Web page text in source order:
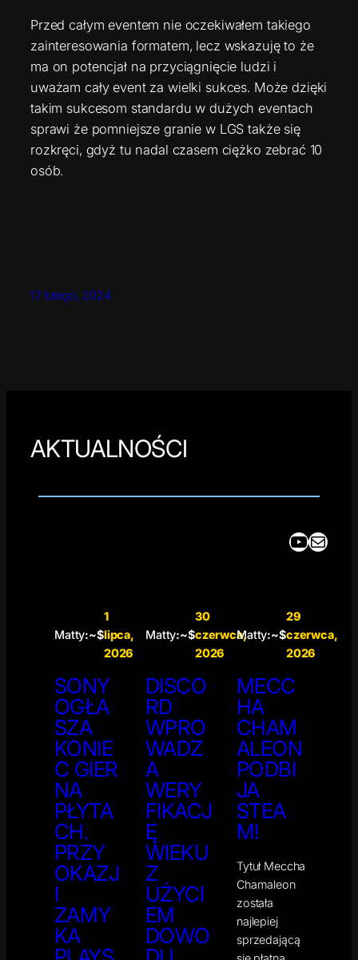
Przed całym eventem nie oczekiwałem takiego
zainteresowania formatem, lecz wskazuję to że
ma on potencjał na przyciągnięcie ludzi i
uważam cały event za wielki sukces. Może dzięki
takim sukcesom standardu w dużych eventach
sprawi że pomniejsze granie w LGS także się
rozkręci, gdyż tu nadal czasem ciężko zebrać 10
osób.
17 lutego, 2024
AKTUALNOŚCI
YouTube Mail
Matty:~$
1
lipca,
2026
SONY
OGŁA
SZA
KONIE
C GIER
NA
PŁYTA
CH.
PRZY
OKAZJ
I
ZAMY
KA
Matty:~$
30
czerwca,
2026
DISCO
RD
WPRO
WADZ
A
WERY
FIKACJ
Ę
WIEKU
Z
UŻYCI
EM
DOWO
Matty:~$
29
czerwca,
2026
MECC
HA
CHAM
ALEON
PODBI
JA
STEA
M!
Tytuł Meccha
Chamaleon
została
najlepiej
sprzedającą